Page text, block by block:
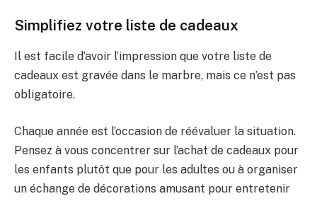
Simplifiez votre liste de cadeaux
Il est facile d’avoir l’impression que votre liste de
cadeaux est gravée dans le marbre, mais ce n’est pas
obligatoire.
Chaque année est l’occasion de réévaluer la situation.
Pensez à vous concentrer sur l’achat de cadeaux pour
les enfants plutôt que pour les adultes ou à organiser
un échange de décorations amusant pour entretenir